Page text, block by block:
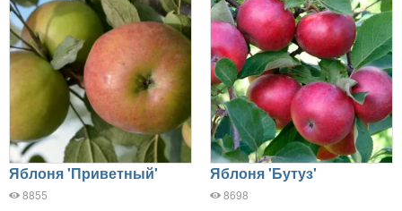
Яблоня 'Приветный'
8855
Яблоня 'Бутуз'
8698